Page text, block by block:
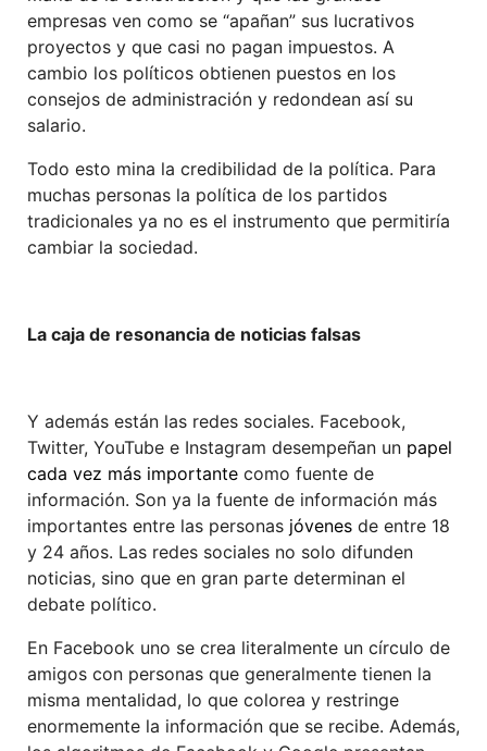
empresas ven como se “apañan” sus lucrativos
proyectos y que casi no pagan impuestos. A
cambio los políticos obtienen puestos en los
consejos de administración y redondean así su
salario.
Todo esto mina la credibilidad de la política. Para
muchas personas la política de los partidos
tradicionales ya no es el instrumento que permitiría
cambiar la sociedad.
La caja de resonancia de noticias falsas
Y además están las redes sociales. Facebook,
Twitter, YouTube e Instagram desempeñan un papel
cada vez más importante como fuente de
información. Son ya la fuente de información más
importantes entre las personas jóvenes de entre 18
y 24 años. Las redes sociales no solo difunden
noticias, sino que en gran parte determinan el
debate político.
En Facebook uno se crea literalmente un círculo de
amigos con personas que generalmente tienen la
misma mentalidad, lo que colorea y restringe
enormemente la información que se recibe. Además,